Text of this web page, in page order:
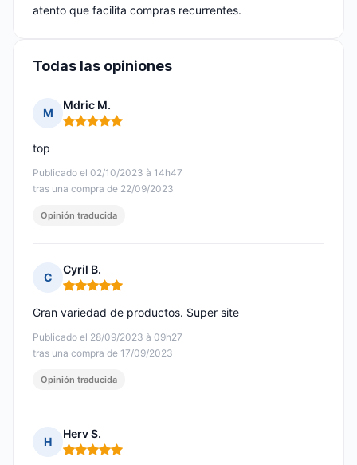
atento que facilita compras recurrentes.
Todas las opiniones
M
Mdric M.
Nota: 5 de 5
Publicado el 02/10/2023 à 14h47
tras una compra de 22/09/2023
top
Opinión traducida
C
Cyril B.
Nota: 5 de 5
Publicado el 28/09/2023 à 09h27
tras una compra de 17/09/2023
Gran variedad de productos. Super site
Opinión traducida
H
Herv S.
Nota: 5 de 5